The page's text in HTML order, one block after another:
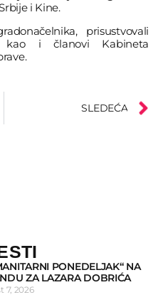
i Kine.
prisustvovali
kao i članovi Kabineta
SLEDEĆA
PONEDELJAK“ NA
ZA LAZARA DOBRIĆA
7, 2026